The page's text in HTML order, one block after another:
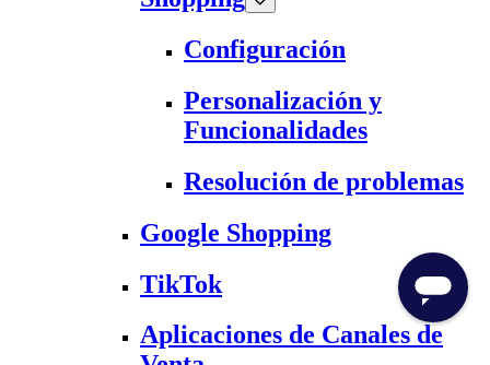
Configuración
Personalización y
Funcionalidades
Resolución de problemas
Google Shopping
TikTok
Aplicaciones de Canales de